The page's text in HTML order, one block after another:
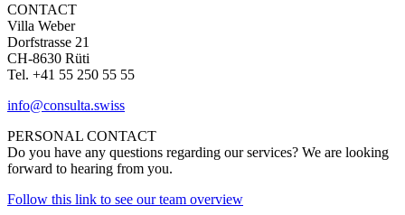
CONTACT
Villa Weber
Dorfstrasse 21
CH-8630 Rüti
Tel. +41 55 250 55 55
info@consulta.swiss
PERSONAL CONTACT
Do you have any questions regarding our services? We are looking
forward to hearing from you.
Follow this link to see our team overview